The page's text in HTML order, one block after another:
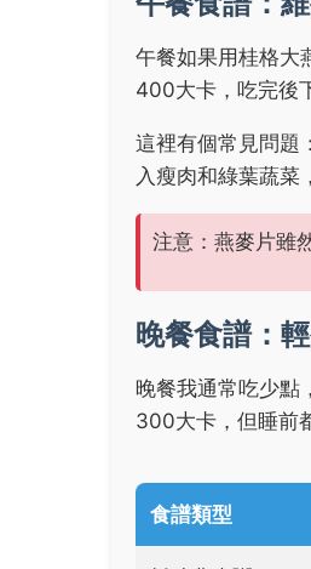
午餐如果用桂格大
400大卡，吃完後
這裡有個常見問題
入瘦肉和綠葉蔬菜
注意：燕麥片雖
晚餐食譜：
晚餐我通常吃少點
300大卡，但睡前
食譜類型